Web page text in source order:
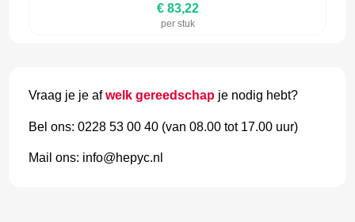
€ 83,22
per stuk
Vraag je je afwelk gereedschap je nodig hebt?
Bel ons: 0228 53 00 40 (van 08.00 tot 17.00 uur)
Mail ons: info@hepyc.nl